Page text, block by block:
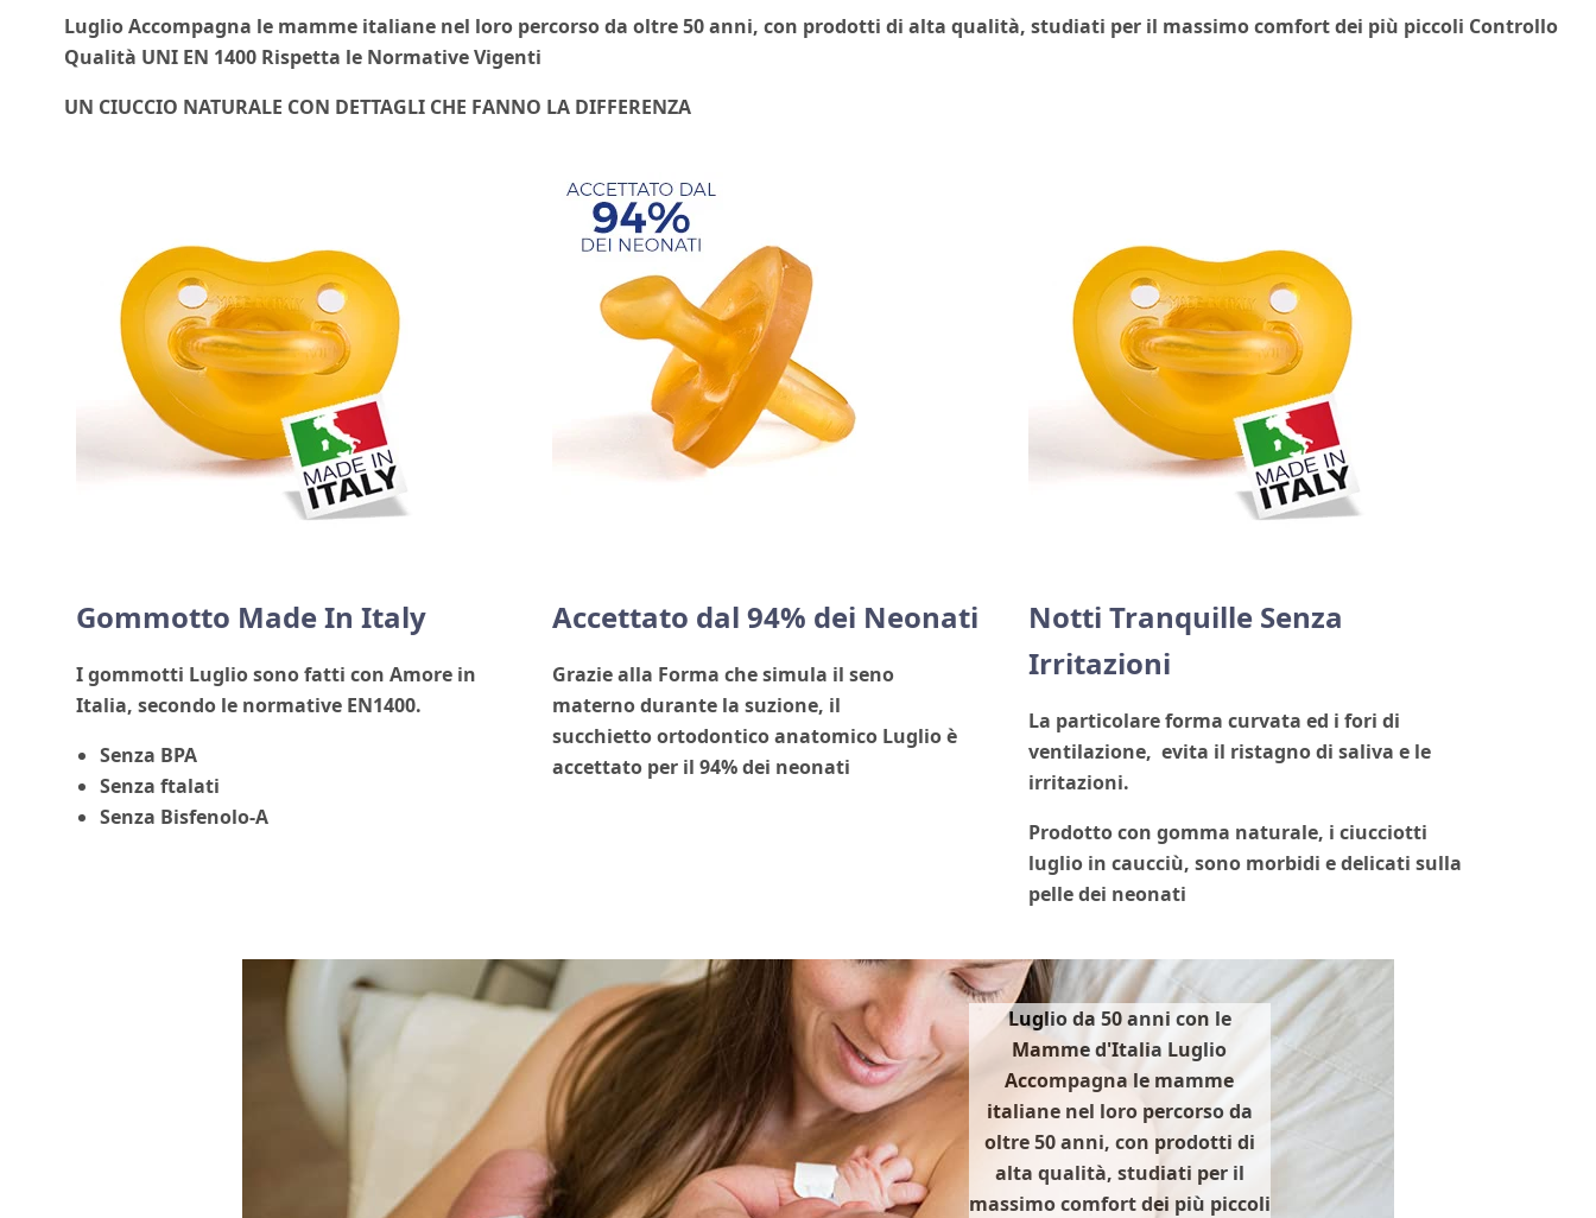
Luglio Accompagna le mamme italiane nel loro percorso da oltre 50 anni, con prodotti di alta qualità, studiati per il massimo comfort dei più piccoli Controllo
Qualità UNI EN 1400 Rispetta le Normative Vigenti
UN CIUCCIO NATURALE CON DETTAGLI CHE FANNO LA DIFFERENZA
Gommotto Made In Italy
I gommotti Luglio sono fatti con Amore in
Italia, secondo le normative EN1400.
Senza BPA
Senza ftalati
Senza Bisfenolo-A
Accettato dal 94% dei Neonati
Grazie alla Forma che simula il seno
maternodurante la suzione, il
succhiettoortodontico anatomicoLuglio è
accettato per il 94% dei neonati
Notti Tranquille Senza
Irritazioni
La particolare forma curvata ed i fori di
ventilazione, evita il ristagno di saliva e le
irritazioni.
Prodotto con gomma naturale, i ciucciotti
luglio in caucciù, sono morbidi e delicati sulla
pelle dei neonati
Luglio da 50 anni con le
Mamme d'Italia Luglio
Accompagna le mamme
italiane nel loro percorso da
oltre 50 anni, con prodotti di
alta qualità, studiati per il
massimo comfort dei più piccoli